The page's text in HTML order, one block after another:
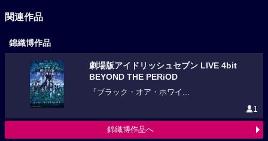
関連作品
錦織博作品
劇場版アイドリッシュセブン LIVE 4bit
BEYOND THE PERiOD
『ブラック・オア・ホワイ...
1
錦織博作品へ